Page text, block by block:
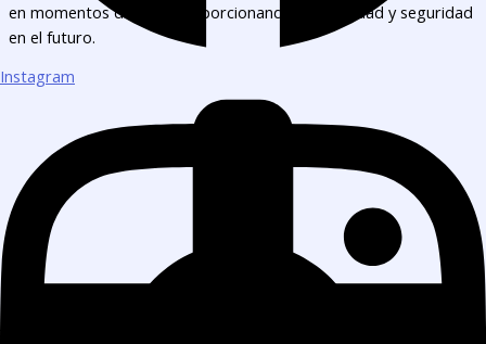
Instagram
en momentos difíciles, proporcionando tranquilidad y seguridad
en el futuro.